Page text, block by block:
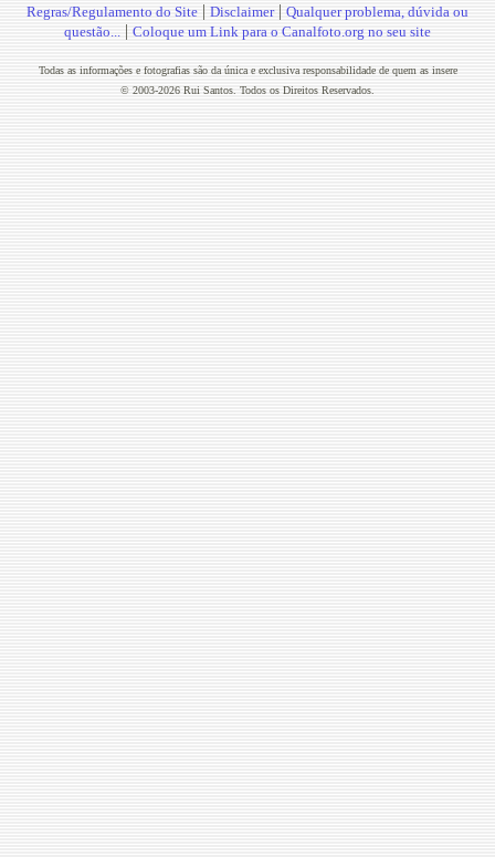
Regras/Regulamento do Site | Disclaimer| Qualquer problema, dúvida ou
questão... | Coloque um Link para o Canalfoto.org no seu site
Todas as informações e fotografias são da única e exclusiva responsabilidade de quem as insere
© 2003-2026 Rui Santos. Todos os Direitos Reservados.